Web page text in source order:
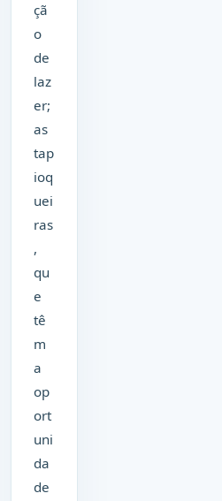
çã
o
de
laz
er;
as
tap
ioq
uei
ras
,
qu
e
tê
m
a
op
ort
uni
da
de